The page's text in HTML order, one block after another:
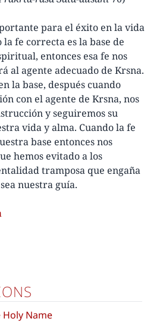
para el éxito en la vida
fe correcta es la base de
entonces esa fe nos
al agente adecuado de Krsna.
la base, después cuando
con el agente de Krsna, nos
y seguiremos su
vida y alma. Cuando la fe
base entonces nos
hemos evitado a los
tramposa que engaña
nuestra guía.
Name